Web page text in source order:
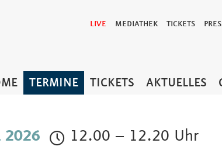
LIVE MEDIATHEK TICKETS
TERMINE TICKETS AKTUELLES
2026 12.00 – 12.20 Uhr